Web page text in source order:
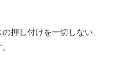
押し付けを一切しない